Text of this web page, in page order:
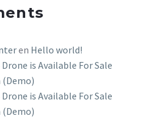
en Hello world!
Drone is Available For Sale
(Demo)
Drone is Available For Sale
(Demo)